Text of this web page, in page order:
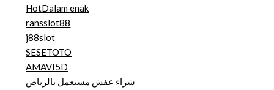
HotDalam enak
ransslot88
j88slot
SESETOTO
AMAVI5D
شراء عفش مستعمل بالرياض